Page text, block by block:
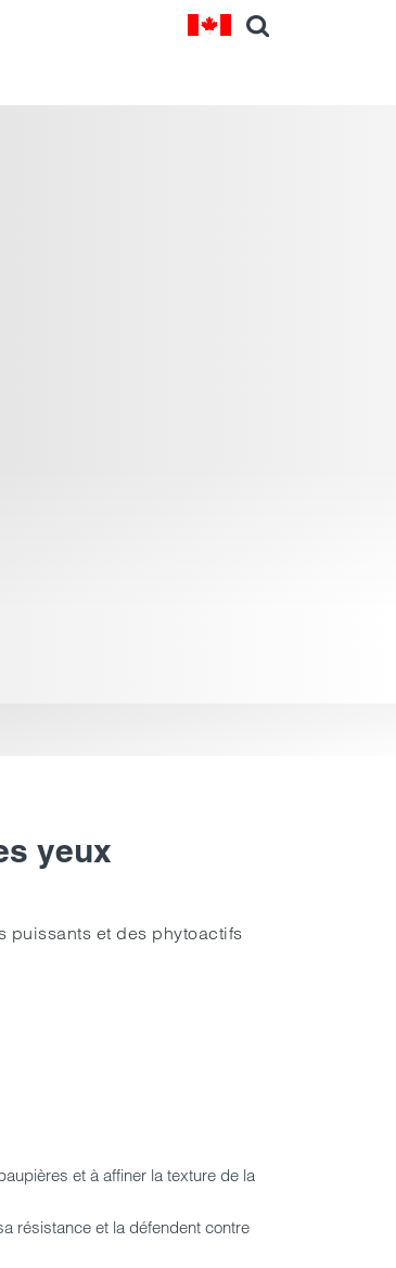
yeux
puissants et des phytoactifs
et à affiner la texture de la
résistance et la défendent contre